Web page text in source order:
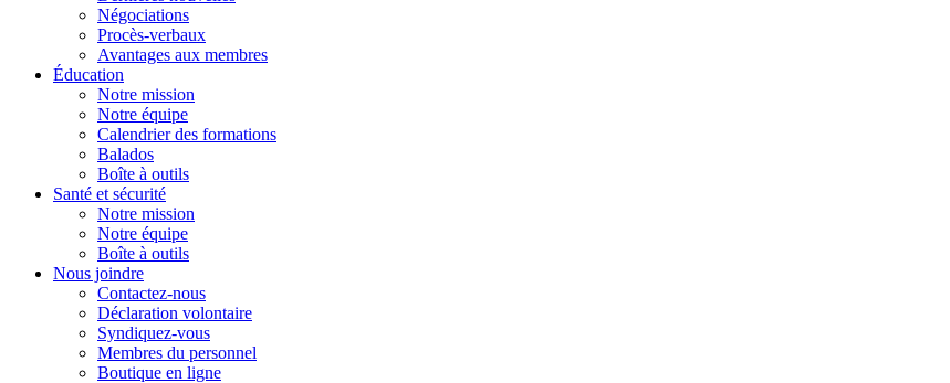
Négociations
Procès-verbaux
Avantages aux membres
Éducation
Notre mission
Notre équipe
Calendrier des formations
Balados
Boîte à outils
Santé et sécurité
Notre mission
Notre équipe
Boîte à outils
Nous joindre
Contactez-nous
Déclaration volontaire
Syndiquez-vous
Membres du personnel
Boutique en ligne